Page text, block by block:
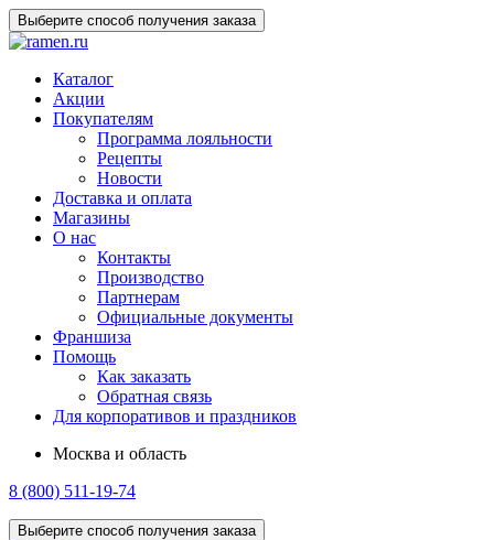
Выберите способ получения заказа
Каталог
Акции
Покупателям
Программа лояльности
Рецепты
Новости
Доставка и оплата
Магазины
О нас
Контакты
Производство
Партнерам
Официальные документы
Франшиза
Помощь
Как заказать
Обратная связь
Для корпоративов и праздников
Москва и область
8 (800) 511-19-74
Выберите способ получения заказа